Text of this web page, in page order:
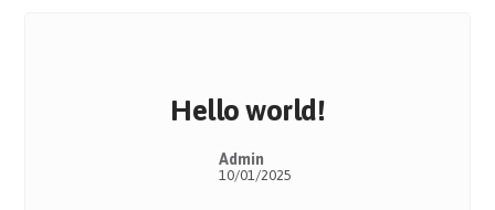
Hello world!
Admin
10/01/2025